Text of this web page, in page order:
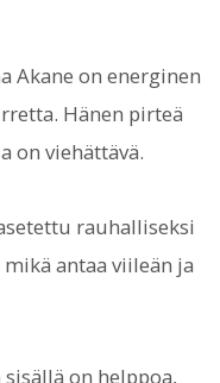
Akane on energinen
Hänen pirteä
on viehättävä.
rauhalliseksi
antaa viileän ja
on helppoa,